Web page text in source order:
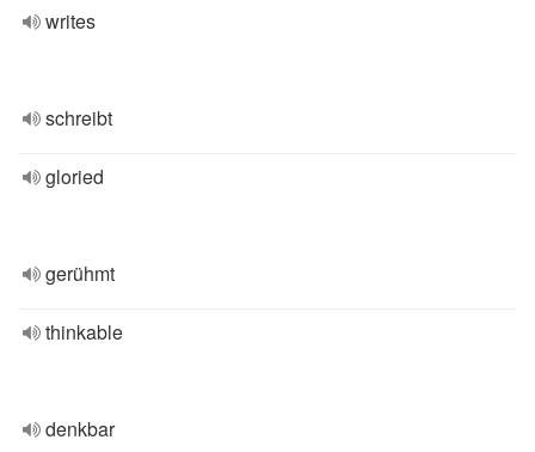
writes
schreibt
gloried
gerühmt
thinkable
denkbar